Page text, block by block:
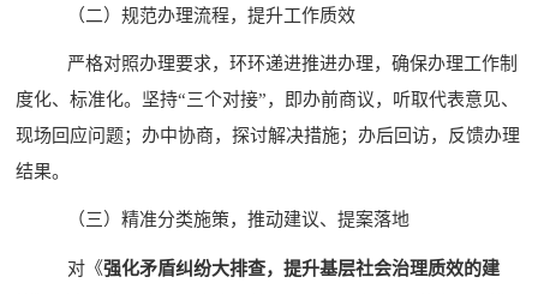
（二）规范办理流程，提升工作质效
严格对照办理要求，环环递进推进办理，确保办理工作制
度化、标准化。坚持“三个对接”，即办前商议，听取代表意见、
现场回应问题；办中协商，探讨解决措施；办后回访，反馈办理
结果。
（三）精准分类施策，推动建议、提案落地
对 《强化矛盾纠纷大排查，提升基层社会治理质效的建